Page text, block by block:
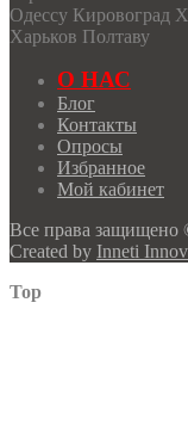
Одессу Кировоград
Харьков Полтаву
О НАС
Блог
Контакты
Опросы
Избранное
Мой кабинет
Все права защищено
Created by Inneti
Top